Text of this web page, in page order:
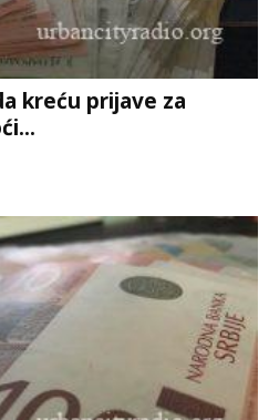
kreću prijave za